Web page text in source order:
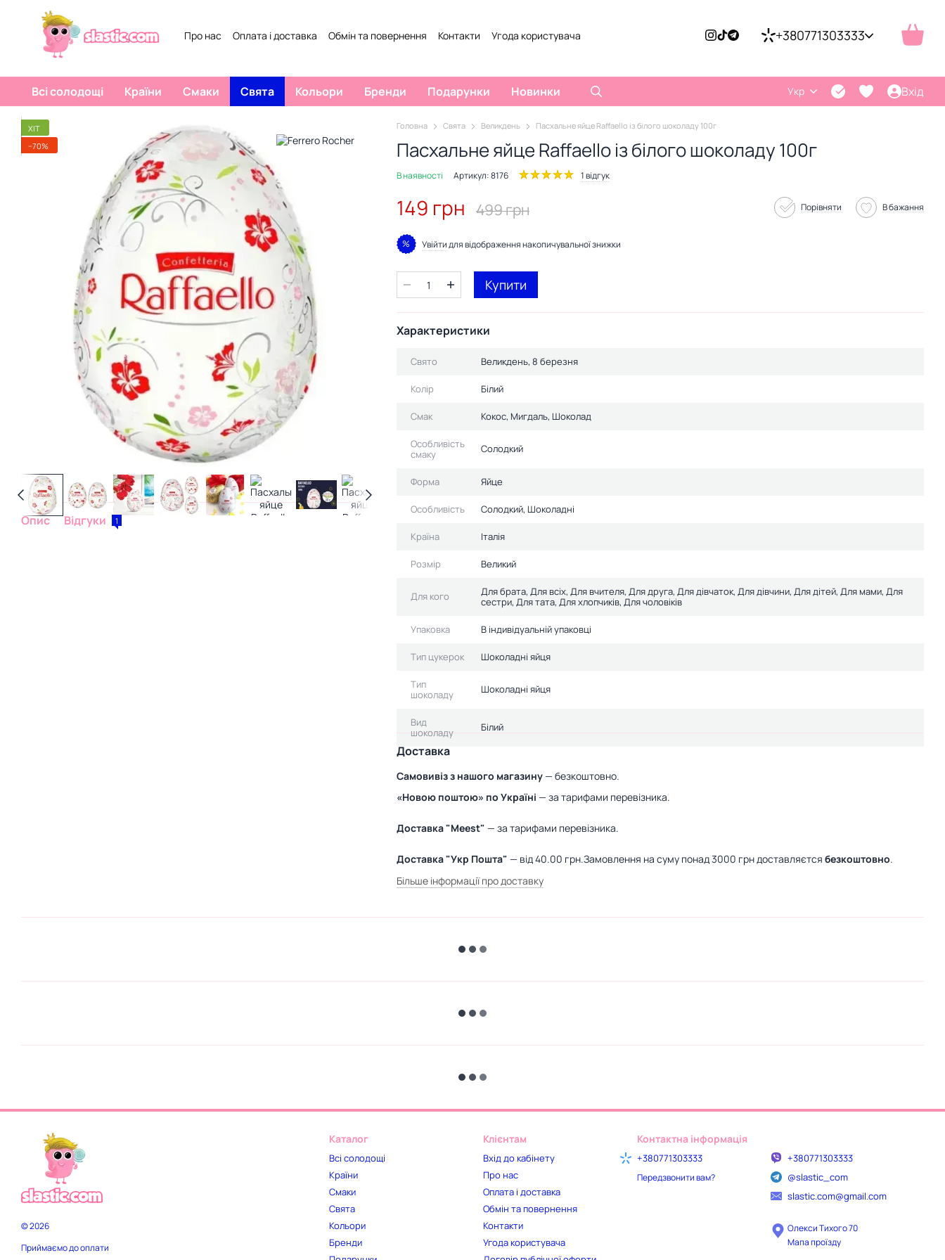
Перейти к основному контенту
Про нас
Оплата і доставка Обмін та повернення Контакти
Угода користувача
+380771303333
Всі солодощі Країни Смаки Свята Кольори Бренди Подарунки Новинки Укр Вхід
ХІТ
−70%
Опис Відгуки 1
Головна Свята Великдень Пасхальне яйце Raffaello із білого шоколаду 100г
Пасхальне яйце Raffaello із білого шоколаду 100г
В наявності Артикул: 8176 1 відгук
149 грн 499 грн Порівняти В бажання
% Увійтидля відображення накопичувальної знижки
Купити
Характеристики
Свято Великдень, 8 березня
Колір Білий
Смак Кокос, Мигдаль, Шоколад
Особливість
смаку
Солодкий
Форма Яйце
Особливість Солодкий, Шоколадні
Країна Італія
Розмір Великий
Для кого
Для брата, Для всіх, Для вчителя, Для друга, Для дівчаток, Для дівчини, Для дітей, Для мами, Для
сестри, Для тата, Для хлопчиків, Для чоловіків
Упаковка В індивідуальній упаковці
Тип цукерок Шоколадні яйця
Тип
шоколаду
Шоколадні яйця
Вид
шоколаду
Білий
Доставка
Самовивіз з нашого магазину— безкоштовно.
«Новою поштою» по Україні — за тарифами перевізника.
Доставка "Meest" — за тарифами перевізника.
Доставка "Укр Пошта" — від 40.00 грн.Замовлення на суму понад 3000 грн доставляєтся безкоштовно.
Більше інформації про доставку
© 2026
Приймаємо до оплати
Каталог
Всі солодощі
Країни
Смаки
Свята
Кольори
Бренди
Клієнтам
Вхід до кабінету
Про нас
Оплата і доставка
Обмін та повернення
Контакти
Угода користувача
Контактна інформація
+380771303333
Передзвонити вам?
+380771303333
@slastic_com
slastic.com@gmail.com
Олекси Тихого 70
Мапа проїзду